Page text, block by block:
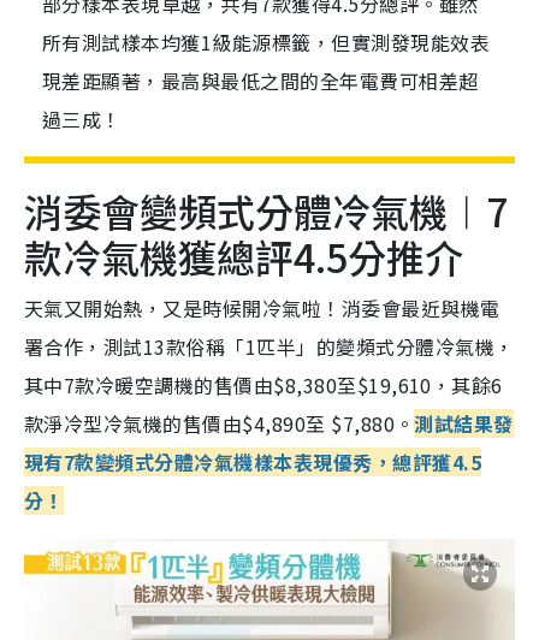
所有測試樣本均獲1級能源標籤，但實測發現能效表
現差距顯著，最高與最低之間的全年電費可相差超
過三成！
消委會變頻式分體冷氣機︱7
款冷氣機獲總評4.5分推介
天氣又開始熱，又是時候開冷氣啦！消委會最近與機電
署合作，測試13款俗稱「1匹半」的變頻式分體冷氣機，
其中7款冷暖空調機的售價由$8,380至$19,610，其餘6
款淨冷型冷氣機的售價由$4,890至 $7,880。測試結果發
現有7款變頻式分體冷氣機樣本表現優秀，總評獲4.5
分！